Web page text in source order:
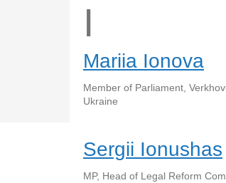
I
Mariia Ionova
Member of Parliament,
Ukraine
Sergii Ionushas
MP, Head of Legal Reform